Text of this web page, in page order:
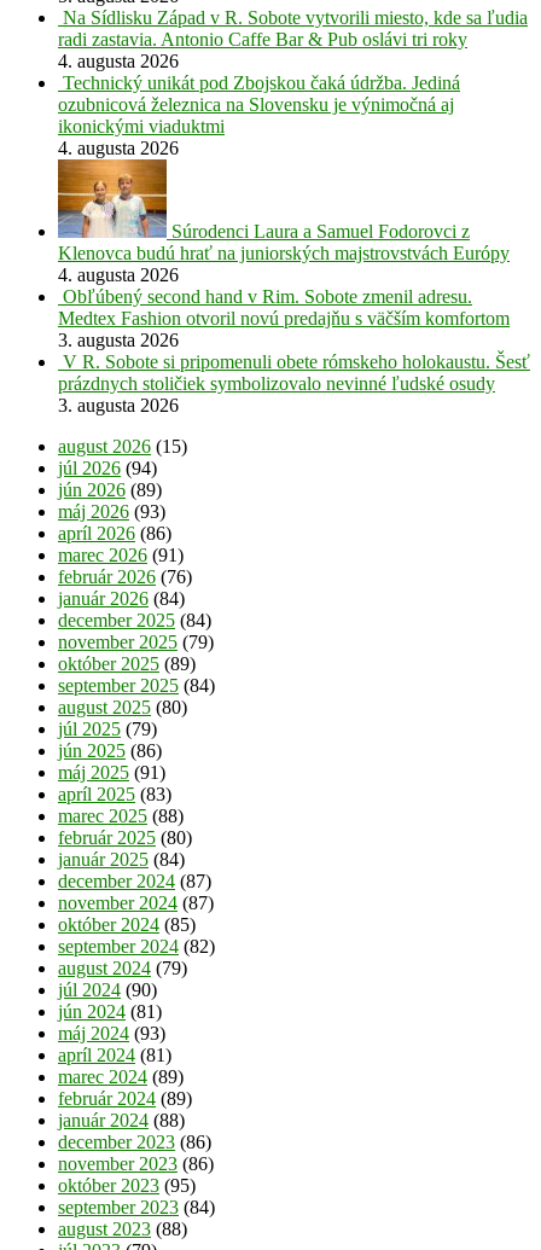
Na Sídlisku Západ v R. Sobote vytvorili miesto, kde sa ľudia
radi zastavia. Antonio Caffe Bar & Pub oslávi tri roky
4. augusta 2026
Technický unikát pod Zbojskou čaká údržba. Jediná
ozubnicová železnica na Slovensku je výnimočná aj
ikonickými viaduktmi
4. augusta 2026
Súrodenci Laura a Samuel Fodorovci z
Klenovca budú hrať na juniorských majstrovstvách Európy
4. augusta 2026
Obľúbený second hand v Rim. Sobote zmenil adresu.
Medtex Fashion otvoril novú predajňu s väčším komfortom
3. augusta 2026
V R. Sobote si pripomenuli obete rómskeho holokaustu. Šesť
prázdnych stoličiek symbolizovalo nevinné ľudské osudy
3. augusta 2026
august 2026 (15)
júl 2026 (94)
jún 2026 (89)
máj 2026 (93)
apríl 2026 (86)
marec 2026 (91)
február 2026 (76)
január 2026 (84)
december 2025 (84)
november 2025 (79)
október 2025 (89)
september 2025 (84)
august 2025 (80)
júl 2025 (79)
jún 2025 (86)
máj 2025 (91)
apríl 2025 (83)
marec 2025 (88)
február 2025 (80)
január 2025 (84)
december 2024 (87)
november 2024 (87)
október 2024 (85)
september 2024 (82)
august 2024 (79)
júl 2024 (90)
jún 2024 (81)
máj 2024 (93)
apríl 2024 (81)
marec 2024 (89)
február 2024 (89)
január 2024 (88)
december 2023 (86)
november 2023 (86)
október 2023 (95)
september 2023 (84)
august 2023 (88)